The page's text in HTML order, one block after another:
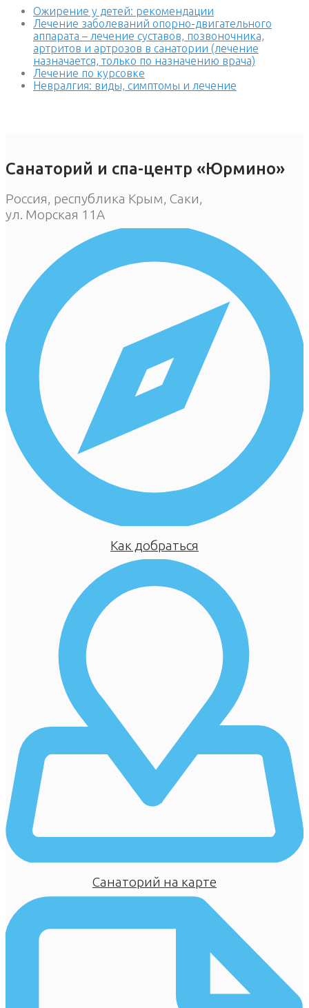
Ожирение у детей: рекомендации
Лечение заболеваний опорно-двигательного
аппарата – лечение суставов, позвоночника,
артритов и артрозов в санатории (лечение
назначается, только по назначению врача)
Лечение по курсовке
Невралгия: виды, симптомы и лечение
Санаторий и спа-центр «Юрмино»
Россия, республика Крым, Саки,
ул. Морская 11А
Как добраться
Санаторий на карте